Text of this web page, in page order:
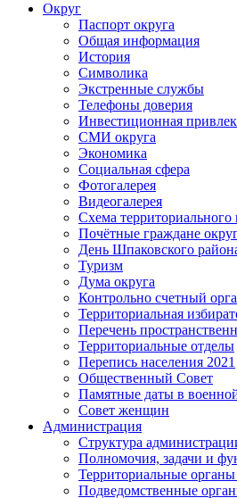
Округ
Паспорт округа
Общая информация
История
Символика
Экстренные службы
Телефоны доверия
Инвестиционная
СМИ округа
Экономика
Социальная сфера
Фотогалерея
Видеогалерея
Схема
Почётные граждане
День Шпаковского
Туризм
Дума округа
Контрольно счетный
Территориальная
Перечень
Территориальные отделы
Перепись населения 2021
Общественный Совет
Памятные даты в
Совет женщин
Администрация
Структура
Полномочия, задачи и
Территориальные органы
Подведомственные